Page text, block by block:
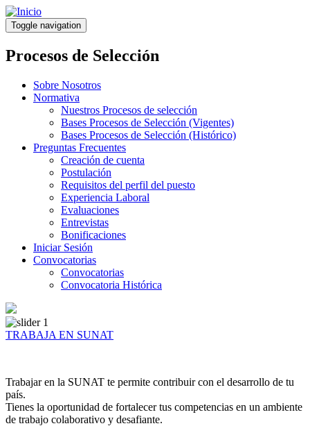
Pasar
al
contenido
principal
Toggle navigation
Procesos de Selección
Sobre Nosotros
Normativa
Nuestros Procesos de selección
Bases Procesos de Selección (Vigentes)
Bases Procesos de Selección (Histórico)
Preguntas Frecuentes
Creación de cuenta
Postulación
Requisitos del perfil del puesto
Experiencia Laboral
Evaluaciones
Entrevistas
Bonificaciones
Iniciar Sesión
Convocatorias
Convocatorias
Convocatoria Histórica
TRABAJA EN SUNAT
Trabajar en la SUNAT te permite contribuir con el desarrollo de tu
país.
Tienes la oportunidad de fortalecer tus competencias en un ambiente
de trabajo colaborativo y desafiante.